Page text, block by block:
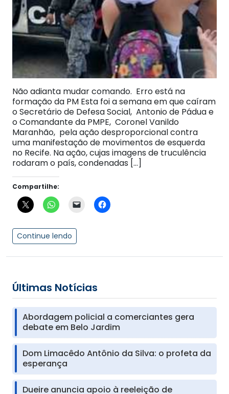
Não adianta mudar comando. Erro está na
formação da PM Esta foi a semana em que caíram
o Secretário de Defesa Social, Antonio de Pádua e
o Comandante da PMPE, Coronel Vanildo
Maranhão, pela ação desproporcional contra
uma manifestação de movimentos de esquerda
no Recife. Na ação, cujas imagens de truculência
rodaram o país, condenadas […]
Compartilhe:
Continue lendo
Últimas Notícias
Abordagem policial a comerciantes gera
debate em Belo Jardim
Dom Limacêdo Antônio da Silva: o profeta da
esperança
Dueire anuncia apoio à reeleição de